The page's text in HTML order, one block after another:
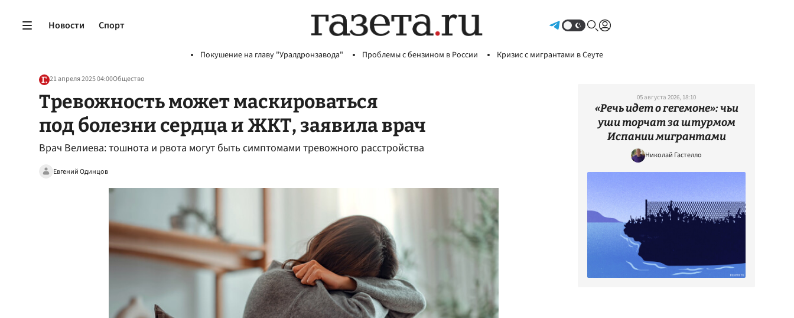
Новости Спорт
Покушение на главу "Уралдронзавода" Проблемы с бензином в России Кризис с мигрантами в Сеуте
21 апреля 2025 04:00Общество
Тревожность может маскироваться
под болезни сердца и ЖКТ, заявила врач
Врач Велиева: тошнота и рвота могут быть симптомами тревожного расстройства
Евгений Одинцов
05 августа 2026, 18:10
«Речь идет о гегемоне»: чьи
уши торчат за штурмом
Испании мигрантами
Николай Гастелло